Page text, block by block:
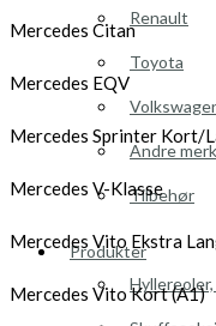
Renault
Toyota
Andre
Tilbehør
Produkter
Mercedes Citan
Mercedes EQV
Mercedes Sprinter Kort/
Mercedes V-Klasse
Mercedes Vito Ekstra
Mercedes Vito Kort (A1)